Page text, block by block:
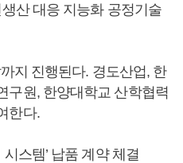
산 대응 지능화 공정기술
지 진행된다. 경도산업, 한
구원, 한양대학교 산학협력
한다.
스템’ 납품 계약 체결